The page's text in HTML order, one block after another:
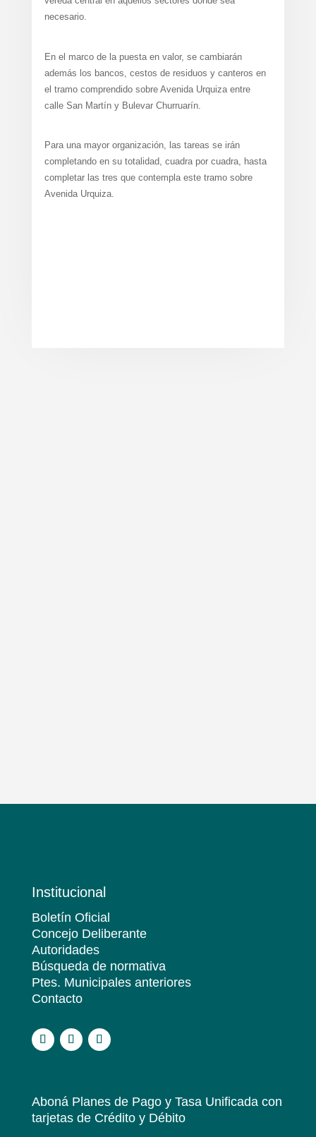
necesario.
En el marco de la puesta en valor, se cambiarán
además los bancos, cestos de residuos y canteros en
el tramo comprendido sobre Avenida Urquiza entre
calle San Martín y Bulevar Churruarín.
Para una mayor organización, las tareas se irán
completando en su totalidad, cuadra por cuadra, hasta
completar las tres que contempla este tramo sobre
Avenida Urquiza.
Institucional
Boletín Oficial
Concejo Deliberante
Autoridades
Búsqueda de normativa
Ptes. Municipales anteriores
Contacto
Aboná Planes de Pago y Tasa Unificadacon
tarjetas de Crédito y Débito